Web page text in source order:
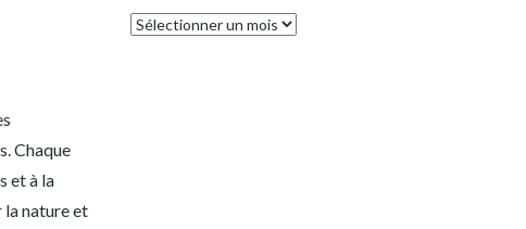
Chaque
et à la
la nature et
Nos